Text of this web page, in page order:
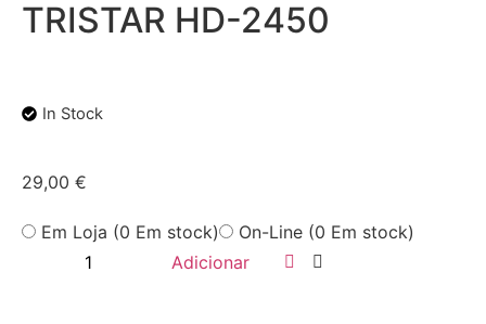
TRISTAR HD-2450
In Stock
29,00 €
Em Loja (0 Em stock)
On-Line (0 Em stock)
Adicionar